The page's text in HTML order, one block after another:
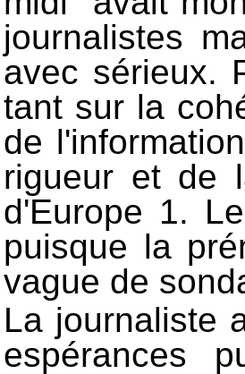
journalistes
avec sérieux.
tant sur la
de
rigueur et de
d'Europe 1.
puisque la
vague de
La journaliste
espérances